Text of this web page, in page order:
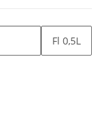
Fl 0,5L